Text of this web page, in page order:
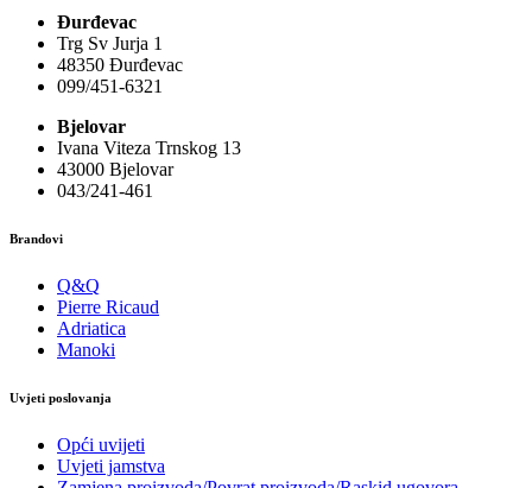
Đurđevac
Trg Sv Jurja 1
48350 Đurđevac
099/451-6321
Bjelovar
Ivana Viteza Trnskog 13
43000 Bjelovar
043/241-461
Brandovi
Q&Q
Pierre Ricaud
Adriatica
Manoki
Uvjeti poslovanja
Opći uvijeti
Uvjeti jamstva